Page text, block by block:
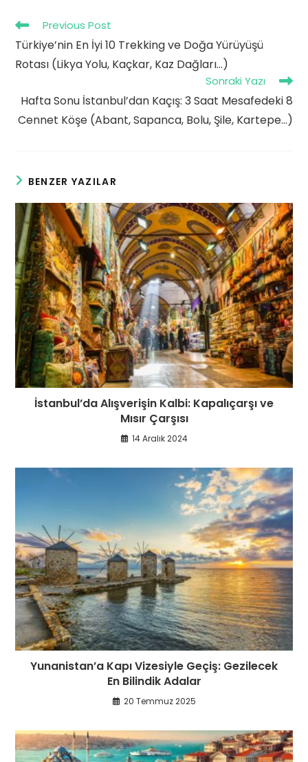
Read
articles
Previous Post
Türkiye’nin En İyi 10 Trekking ve Doğa Yürüyüşü
Rotası (Likya Yolu, Kaçkar, Kaz Dağları…)
Sonraki Yazı
Hafta Sonu İstanbul’dan Kaçış: 3 Saat Mesafedeki 8
Cennet Köşe (Abant, Sapanca, Bolu, Şile, Kartepe…)
BENZER YAZILAR
İstanbul’da Alışverişin Kalbi: Kapalıçarşı ve
Mısır Çarşısı
14 Aralık 2024
Yunanistan’a Kapı Vizesiyle Geçiş: Gezilecek
En Bilindik Adalar
20 Temmuz 2025